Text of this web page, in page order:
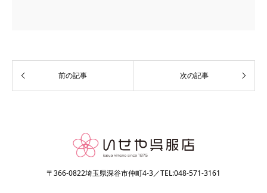
〒366-0822埼玉県深谷市仲町4-3／TEL:048-571-3161